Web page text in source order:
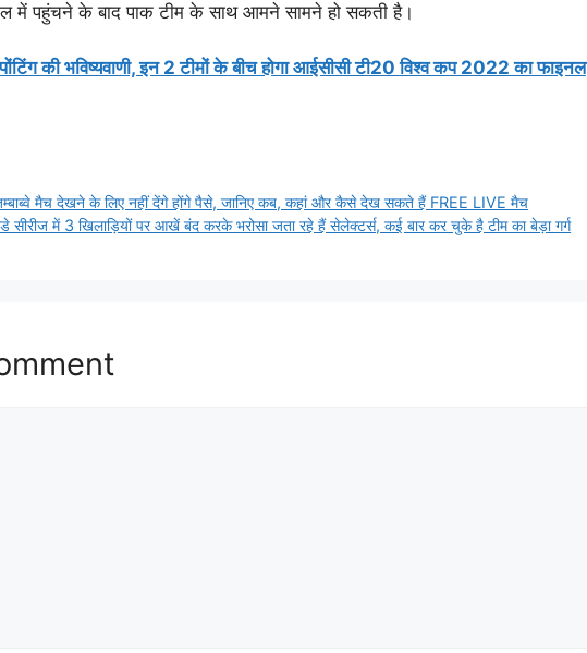
में पहुंचने के बाद पाक टीम के साथ आमने सामने हो सकती है।
की भविष्यवाणी, इन 2 टीमों के बीच होगा आईसीसी टी20 विश्व कप 2022 का फाइनल
मैच देखने के लिए नहीं देंगे होंगे पैसे, जानिए कब, कहां और कैसे देख सकते हैं FREE LIVE मैच
में 3 खिलाड़ियों पर आखें बंद करके भरोसा जता रहे हैं सेलेक्टर्स, कई बार कर चुके है टीम का बेड़ा गर्ग